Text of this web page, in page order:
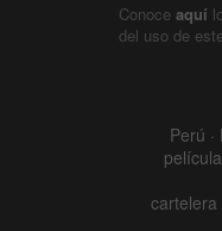
Conoce aquí
del uso de
Perú
cartelera